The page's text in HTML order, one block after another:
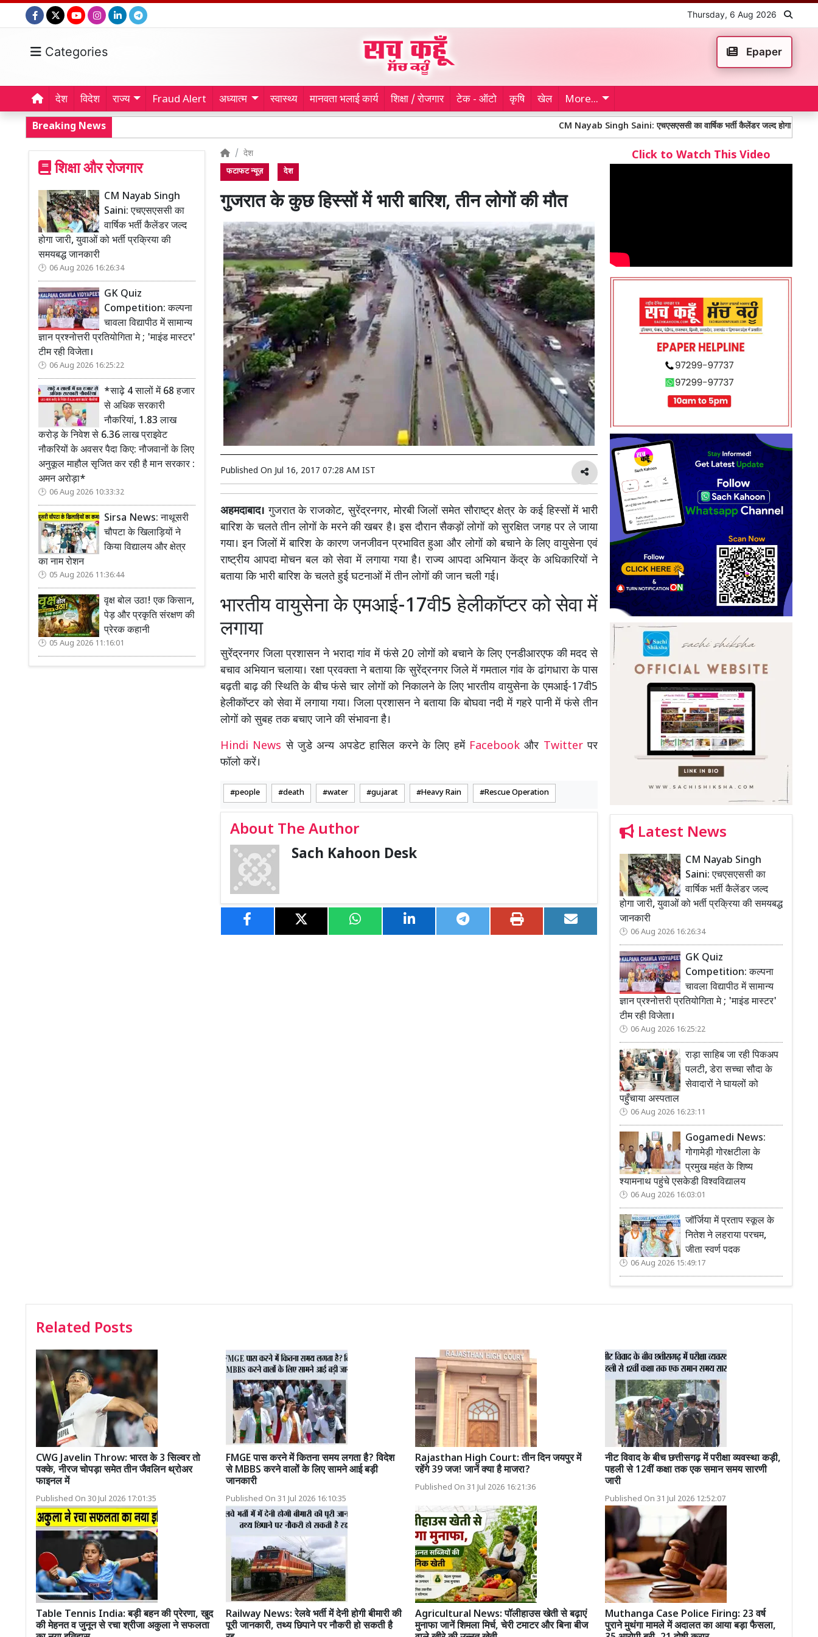
Thursday, 6 Aug 2026
Categories Epaper
देश विदेश राज्य Fraud Alert अध्यात्म स्वास्थ्य मानवता भलाई कार्य शिक्षा / रोजगार टेक - ऑटो कृषि खेल More...
Breaking News CM Nayab Singh Saini: एचएसएससी का वार्षिक भर्ती कैलेंडर जल्द होगा जारी, युवाओं को भर्ती
शिक्षा और रोजगार
CM Nayab Singh
Saini: एचएसएससी का
वार्षिक भर्ती कैलेंडर जल्द
होगा जारी, युवाओं को भर्ती प्रक्रिया की
समयबद्ध जानकारी
06 Aug 2026 16:26:34
GK Quiz
Competition: कल्पना
चावला विद्यापीठ में सामान्य
ज्ञान प्रश्नोत्तरी प्रतियोगिता मे ; 'माइंड मास्टर'
टीम रही विजेता।
06 Aug 2026 16:25:22
*साढ़े 4 सालों में 68 हजार
से अधिक सरकारी
नौकरियां, 1.83 लाख
करोड़ के निवेश से 6.36 लाख प्राइवेट
नौकरियों के अवसर पैदा किए: नौजवानों के लिए
अनुकूल माहौल सृजित कर रही है मान सरकार :
अमन अरोड़ा*
06 Aug 2026 10:33:32
Sirsa News: नाथूसरी
चौपटा के खिलाड़ियों ने
किया विद्यालय और क्षेत्र
का नाम रोशन
05 Aug 2026 11:36:44
वृक्ष बोल उठा! एक किसान,
पेड़ और प्रकृति संरक्षण की
प्रेरक कहानी
05 Aug 2026 11:16:01
देश
फटाफट न्यूज़ देश
गुजरात के कुछ हिस्सों में भारी बारिश, तीन लोगों की मौत
Published On Jul 16, 2017 07:28 AM IST
अहमदाबाद। गुजरात के राजकोट, सुरेंद्रनगर, मोरबी जिलों समेत सौराष्ट्र क्षेत्र के कई हिस्सों में भारी
बारिश के चलते तीन लोगों के मरने की खबर है। इस दौरान सैकड़ों लोगों को सुरक्षित जगह पर ले जाया
गया। इन जिलों में बारिश के कारण जनजीवन प्रभावित हुआ और लोगों को बचाने के लिए वायुसेना एवं
राष्ट्रीय आपदा मोचन बल को सेवा में लगाया गया है। राज्य आपदा अभियान केंद्र के अधिकारियों ने
बताया कि भारी बारिश के चलते हुई घटनाओं में तीन लोगों की जान चली गई।
भारतीय वायुसेना के एमआई-17वी5 हेलीकॉप्टर को सेवा में
लगाया
सुरेंद्रनगर जिला प्रशासन ने भरादा गांव में फंसे 20 लोगों को बचाने के लिए एनडीआरएफ की मदद से
बचाव अभियान चलाया। रक्षा प्रवक्ता ने बताया कि सुरेंद्रनगर जिले में गमताल गांव के ढांगधारा के पास
बढ़ती बाढ़ की स्थिति के बीच फंसे चार लोगों को निकालने के लिए भारतीय वायुसेना के एमआई-17वी5
हेलीकॉप्टर को सेवा में लगाया गया। जिला प्रशासन ने बताया कि बोघवा नदी में गहरे पानी में फंसे तीन
लोगों को सुबह तक बचाए जाने की संभावना है।
Hindi Newsसे जुडे अन्य अपडेट हासिल करने के लिए हमें Facebookऔर Twitterपर
फॉलो करें।
people death water gujarat Heavy Rain Rescue Operation
About The Author
Sach Kahoon Desk
Click to Watch This Video
Latest News
CM Nayab Singh
Saini: एचएसएससी का
वार्षिक भर्ती कैलेंडर जल्द
होगा जारी, युवाओं को भर्ती प्रक्रिया की समयबद्ध
जानकारी
06 Aug 2026 16:26:34
GK Quiz
Competition: कल्पना
चावला विद्यापीठ में सामान्य
ज्ञान प्रश्नोत्तरी प्रतियोगिता मे ; 'माइंड मास्टर'
टीम रही विजेता।
06 Aug 2026 16:25:22
राड़ा साहिब जा रही पिकअप
पलटी, डेरा सच्चा सौदा के
सेवादारों ने घायलों को
पहुँचाया अस्पताल
06 Aug 2026 16:23:11
Gogamedi News:
गोगामेड़ी गोरक्षटीला के
प्रमुख महंत के शिष्य
श्यामनाथ पहुंचे एसकेडी विश्वविद्यालय
06 Aug 2026 16:03:01
जॉर्जिया में प्रताप स्कूल के
नितेश ने लहराया परचम,
जीता स्वर्ण पदक
06 Aug 2026 15:49:17
Related Posts
CWG Javelin Throw: भारत के 3 सिल्वर तो
पक्के, नीरज चोपड़ा समेत तीन जैवलिन थ्रोअर
फाइनल में
Published On 30 Jul 2026 17:01:35
FMGE पास करने में कितना समय लगता है? विदेश
से MBBS करने वालों के लिए सामने आई बड़ी
जानकारी
Published On 31 Jul 2026 16:10:35
Rajasthan High Court: तीन दिन जयपुर में
रहेंगे 39 जज! जानें क्या है माजरा?
Published On 31 Jul 2026 16:21:36
नीट विवाद के बीच छत्तीसगढ़ में परीक्षा व्यवस्था कड़ी,
पहली से 12वीं कक्षा तक एक समान समय सारणी
जारी
Published On 31 Jul 2026 12:52:07
Table Tennis India: बड़ी बहन की प्रेरणा, खुद
की मेहनत व जुनून से रचा श्रीजा अकुला ने सफलता
Railway News: रेलवे भर्ती में देनी होगी बीमारी की
पूरी जानकारी, तथ्य छिपाने पर नौकरी हो सकती है
Agricultural News: पॉलीहाउस खेती से बढ़ाएं
मुनाफा जानें शिमला मिर्च, चेरी टमाटर और बिना बीज
Muthanga Case Police Firing: 23 वर्ष
पुराने मुथंगा मामले में अदालत का आया बड़ा फैसला,